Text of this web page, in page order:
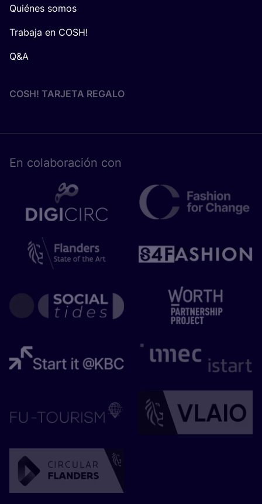
Quiénes somos
Trabaja en COSH!
Q&A
COSH! TARJETA REGALO
En cola­bo­ra­ción con